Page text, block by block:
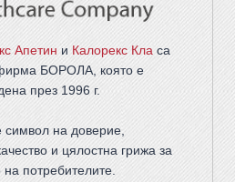
Апетин и Калорекс Класа
БОРОЛА, която е
през 1996 г.
на доверие,
и цялостна грижа за
на потребителите.